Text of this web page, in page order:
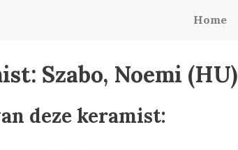
Home
Szabo, Noemi (HU)
deze keramist: